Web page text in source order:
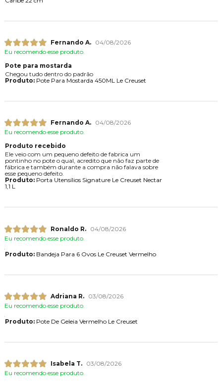
Fernando A.
04/08/2026
Eu recomendo esse produto.
Pote para mostarda
Chegou tudo dentro do padrão
Produto:Pote Para Mostarda 450ML Le Creuset
Fernando A.
04/08/2026
Eu recomendo esse produto.
Produto recebido
Ele veio com um pequeno defeito de fabrica um
pontinho no pote o qual, acredito que não faz parte de
fábrica e também durante a compra não falava sobre
esse pequeno defeito.
Produto:Porta Utensílios Signature Le Creuset Nectar
1,1 L
Ronaldo R.
04/08/2026
Eu recomendo esse produto.
Produto:Bandeja Para 6 Ovos Le Creuset Vermelho
Adriana R.
03/08/2026
Eu recomendo esse produto.
Produto:Pote De Geleia Vermelho Le Creuset
Isabela T.
03/08/2026
Eu recomendo esse produto.